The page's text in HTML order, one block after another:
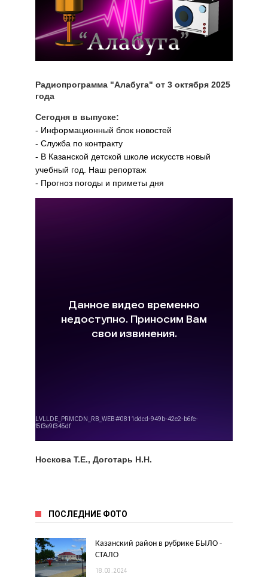
Радиопрограмма "Алабуга" от 3 октября 2025
года
Сегодня в выпуске:
- Информационный блок новостей
- Служба по контракту
- В Казанской детской школе искусств новый
учебный год. Наш репортаж
- Прогноз погоды и приметы дня
Носкова Т.Е., Доготарь Н.Н.
ПОСЛЕДНИЕ ФОТО
Казанский район в рубрике БЫЛО -
СТАЛО
18.03.2024